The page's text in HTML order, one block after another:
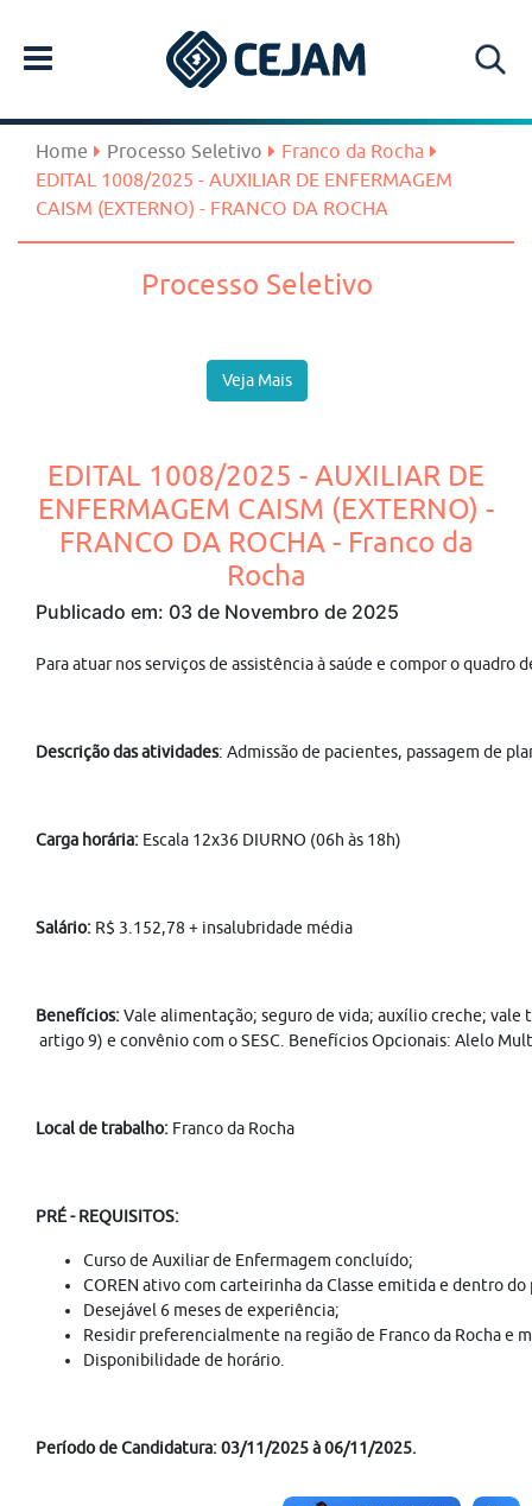
Home Processo Seletivo
Franco da Rocha
EDITAL 1008/2025 - AUXILIAR DE ENFERMAGEM
CAISM (EXTERNO) - FRANCO DA ROCHA
Processo Seletivo
Veja Mais
EDITAL 1008/2025 - AUXILIAR DE
ENFERMAGEM CAISM (EXTERNO) -
FRANCO DA ROCHA - Franco da
Rocha
Publicado em: 03 de Novembro de 2025
Para atuar nos serviços de assistência à saúde e compor o quadro
Descrição das atividades: Admissão de pacientes, passagem de
Carga horária: Escala 12x36 DIURNO (06h às 18h)
Salário: R$ 3.152,78 + insalubridade média
Benefícios:Vale alimentação; seguro de vida; auxílio creche;
artigo 9) e convênio com o SESC. Benefícios Opcionais: Alelo
Local de trabalho: Franco da Rocha
PRÉ - REQUISITOS:
Curso de Auxiliar de Enfermagem concluído;
COREN ativo com carteirinha da Classe emitida e dentro do
Desejável 6 meses de experiência;
Residir preferencialmente na região de Franco da Rocha e
Disponibilidade de horário.
Período de Candidatura: 03/11/2025 à 06/11/2025.